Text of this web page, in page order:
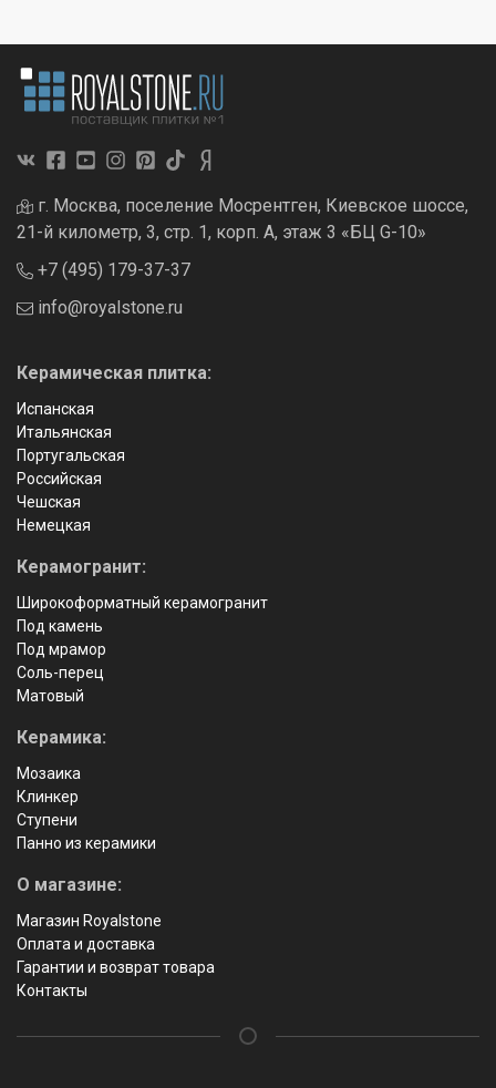
г. Москва, поселение Мосрентген, Киевское шоссе,
21-й километр, 3, стр. 1, корп. А, этаж 3 «БЦ G-10»
+7 (495) 179-37-37
info@royalstone.ru
Керамическая плитка:
Испанская
Итальянская
Португальская
Российская
Чешская
Немецкая
Керамогранит:
Широкоформатный керамогранит
Под камень
Под мрамор
Соль-перец
Матовый
Керамика:
Мозаика
Клинкер
Ступени
Панно из керамики
О магазине:
Магазин Royalstone
Оплата и доставка
Гарантии и возврат товара
Контакты